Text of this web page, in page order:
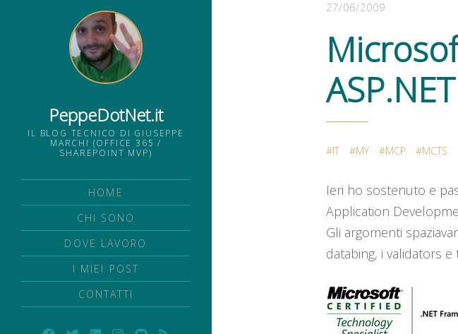
PeppeDotNet.it
IL BLOG TECNICO DI GIUSEPPE
MARCHI (OFFICE 365 /
SHAREPOINT MVP)
HOME
CHI SONO
DOVE LAVORO
I MIEI POST
CONTATTI
27/06/2009
IT MY MCP MCTS
Ieri ho sostenuto e
Application
Gli argomenti
databing, i validators